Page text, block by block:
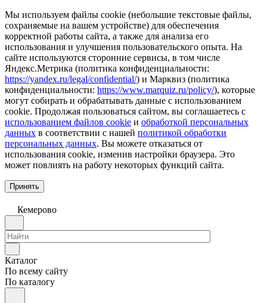
Мы используем файлы cookie (небольшие текстовые файлы,
сохраняемые на вашем устройстве) для обеспечения
корректной работы сайта, а также для анализа его
использования и улучшения пользовательского опыта. На
сайте используются сторонние сервисы, в том числе
Яндекс.Метрика (политика конфиденциальности:
https://yandex.ru/legal/confidential/) и Марквиз (политика
конфиденциальности: https://www.marquiz.ru/policy/), которые
могут собирать и обрабатывать данные с использованием
cookie. Продолжая пользоваться сайтом, вы соглашаетесь с
использованием файлов cookie и обработкой персональных
данных в соответствии с нашей политикой обработки
персональных данных. Вы можете отказаться от
использования cookie, изменив настройки браузера. Это
может повлиять на работу некоторых функций сайта.
Принять
Кемерово
Каталог
По всему сайту
По каталогу